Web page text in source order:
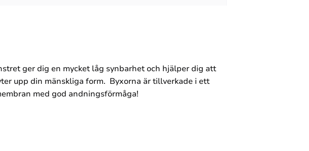
ger dig en mycket låg synbarhet och hjälper dig att
upp din mänskliga form. Byxorna är tillverkade i ett
med god andningsförmåga!